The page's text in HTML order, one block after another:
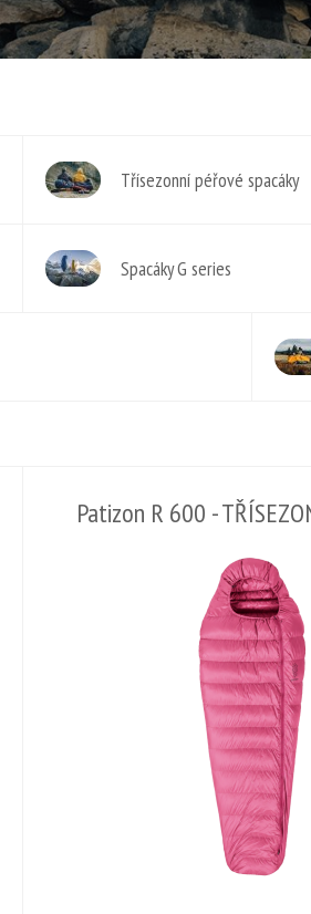
Třísezonní péřové spacáky
Spacáky G series
Patizon R 600 -